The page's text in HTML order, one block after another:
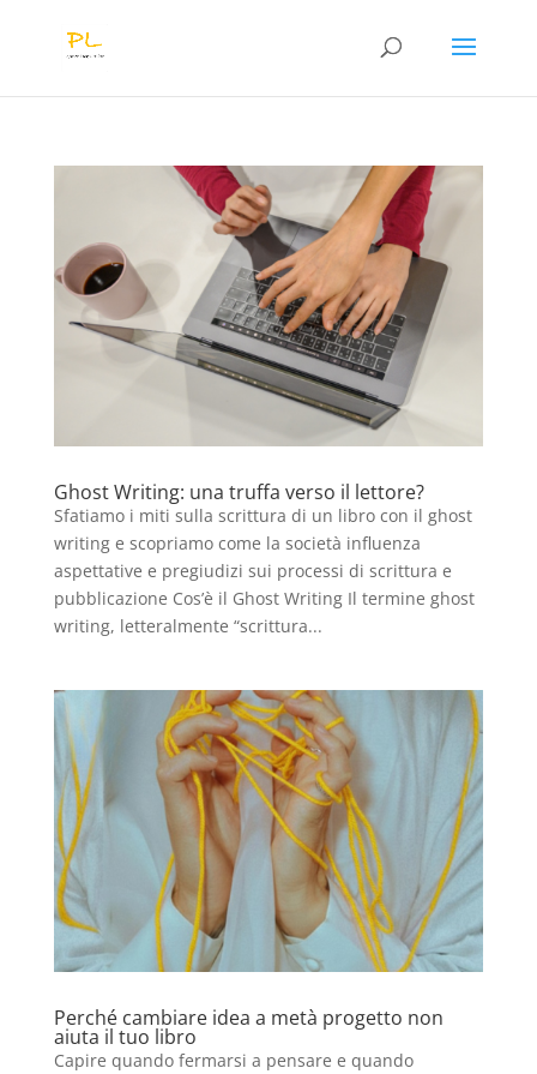
Ghost Writing: una truffa verso il lettore?
Sfatiamo i miti sulla scrittura di un libro con il ghost
writing e scopriamo come la società influenza
aspettative e pregiudizi sui processi di scrittura e
pubblicazione Cos’è il Ghost Writing Il termine ghost
writing, letteralmente “scrittura...
Perché cambiare idea a metà progetto non
aiuta il tuo libro
Capire quando fermarsi a pensare e quando